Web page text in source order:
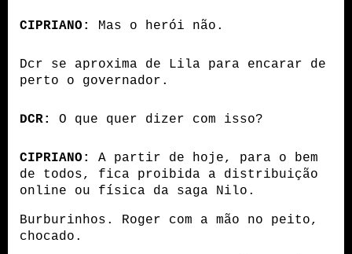
CIPRIANO: Mas o herói não.
Dcr se aproxima de Lila para encarar de
perto o governador.
DCR: O que quer dizer com isso?
CIPRIANO:
A partir de hoje, para o bem
de todos, fica proibida a distribuição
online ou física da saga Nilo.
Burburinhos. Roger com a mão no peito,
chocado.